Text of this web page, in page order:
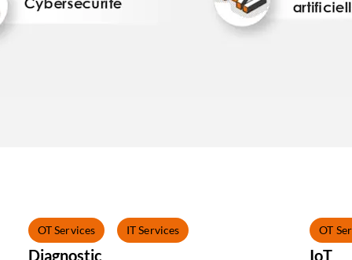
OT Services IT Services
Diagnostic
OT
IoT